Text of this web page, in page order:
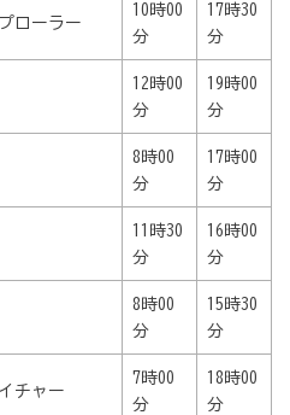
ローラー
10時00
分
17時30
分
12時00
分
19時00
分
8時00
分
17時00
分
11時30
分
16時00
分
8時00
分
15時30
分
チャー
7時00
分
18時00
分